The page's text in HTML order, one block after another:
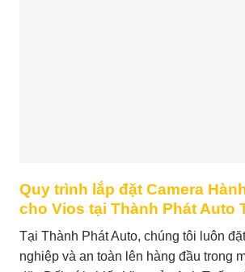
Quy trình lắp đặt Camera
cho Vios tại Thành Phát Auto
Tại Thành Phát Auto, chúng tôi luôn
nghiệp và an toàn lên hàng đầu trong